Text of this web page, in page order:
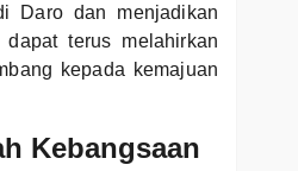
Daro dan menjadikan
terus melahirkan
kepada kemajuan
Kebangsaan